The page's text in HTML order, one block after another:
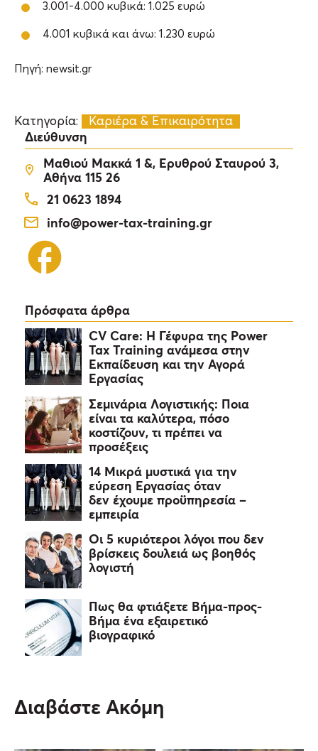
3.001-4.000 κυβικά: 1.025 ευρώ
4.001 κυβικά και άνω: 1.230 ευρώ
Πηγή: newsit.gr
Κατηγορία: Καριέρα & Επικαιρότητα
Διεύθυνση
Μαθιού Μακκά 1 &, Ερυθρού Σταυρού 3,
Αθήνα 115 26
21 0623 1894
info@power-tax-training.gr
Πρόσφατα άρθρα
CV Care: Η Γέφυρα της Power
Tax Training ανάμεσα στην
Εκπαίδευση και την Αγορά
Εργασίας
Σεμινάρια Λογιστικής: Ποια
είναι τα καλύτερα, πόσο
κοστίζουν, τι πρέπει να
προσέξεις
14 Μικρά μυστικά για την
εύρεση Εργασίας όταν
δεν έχουμε προϋπηρεσία –
εμπειρία
Οι 5 κυριότεροι λόγοι που δεν
βρίσκεις δουλειά ως βοηθός
λογιστή
Πως θα φτιάξετε Βήμα-προς-
Βήμα ένα εξαιρετικό
βιογραφικό
Διαβάστε Ακόμη